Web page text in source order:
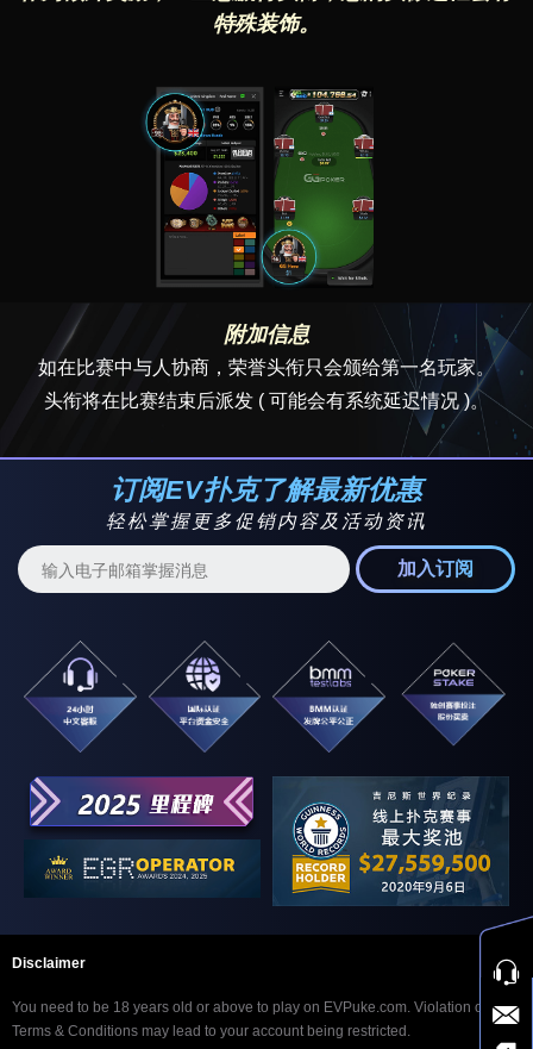
特殊装饰。
附加信息​
如在比赛中与人协商，荣誉头衔只会颁给第一名玩家。
头衔将在比赛结束后派发 ( 可能会有系统延迟情况 )。
订阅EV扑克了解最新优惠
轻松掌握更多促销内容及活动资讯
加入订阅
Disclaimer
You need to be 18 years old or above to play on EVPuke.com. Violation of our
Terms & Conditions may lead to your account being restricted.